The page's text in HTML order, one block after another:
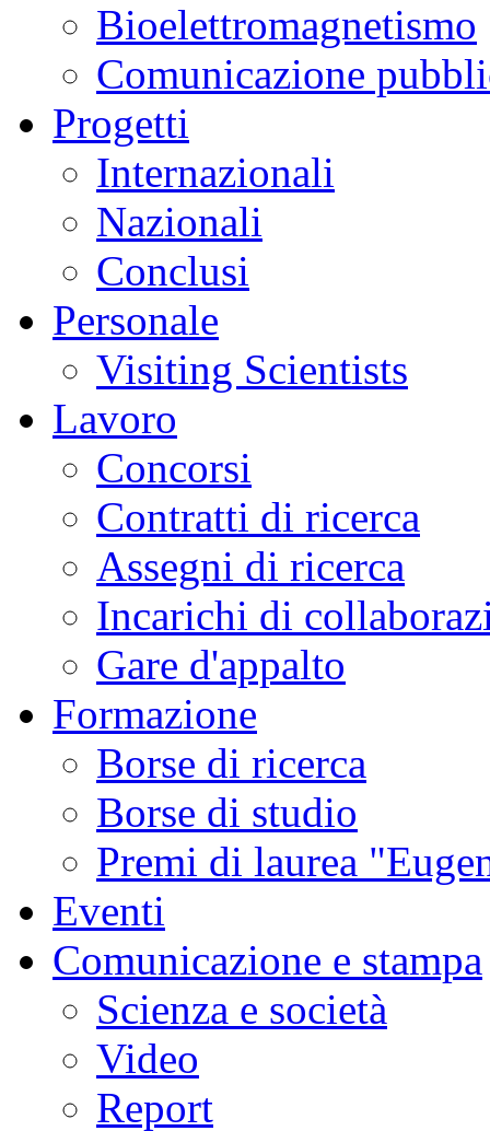
Bioelettromagnetismo
Comunicazione
Progetti
Internazionali
Nazionali
Conclusi
Personale
Visiting Scientists
Lavoro
Concorsi
Contratti di ricerca
Assegni di ricerca
Incarichi di
Gare d'appalto
Formazione
Borse di ricerca
Borse di studio
Premi di laurea
Eventi
Comunicazione e stampa
Scienza e società
Video
Report